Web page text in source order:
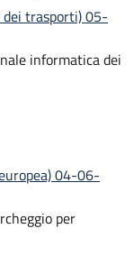
trasporti) 05-
informatica dei
04-06-
per